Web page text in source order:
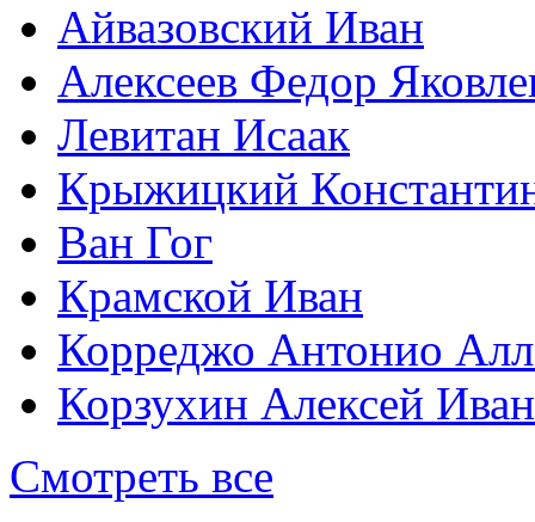
Айвазовский Иван
Алексеев Федор
Левитан Исаак
Крыжицкий
Ван Гог
Крамской Иван
Корреджо Антонио
Корзухин Алексей
Смотреть все